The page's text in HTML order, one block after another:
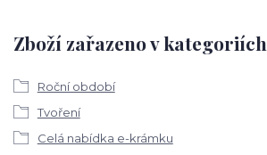
Zboží zařazeno v kategoriích
Roční období
Tvoření
Celá nabídka e-krámku